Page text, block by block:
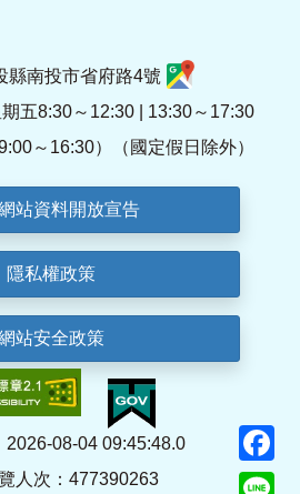
縣南投市省府路4號
五8:30～12:30 | 13:30～17:30
～16:30）（國定假日除外）
站資料開放宣告
隱私權政策
站安全政策
2026-08-04 09:45:48.0
人次：477390263